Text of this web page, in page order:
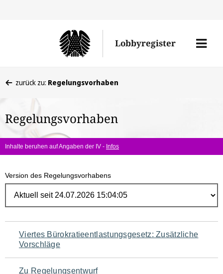
Lobbyregister
Menü
befinden
hier:
zurück zu: Regelungsvorhaben
Regelungsvorhaben
Inhalte beruhen auf Angaben der IV - Infos
Version des Regelungsvorhabens
Navigation
für
Viertes Bürokratieentlastungsgesetz: Zusätzliche
Vorschläge
Zu Regelungsentwurf